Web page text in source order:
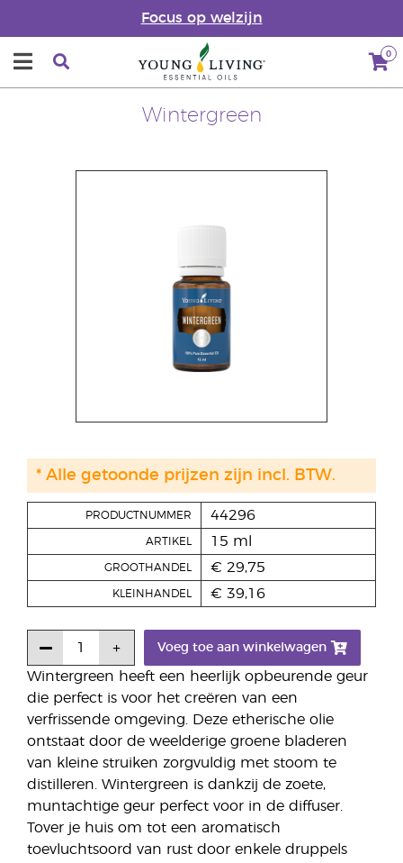
Focus op welzijn
0
Wintergreen
Wintergreen heeft een heerlijk opbeurende geur
die perfect is voor het creëren van een
verfrissende omgeving. Deze etherische olie
ontstaat door de weelderige groene bladeren
van kleine struiken zorgvuldig met stoom te
distilleren. Wintergreen is dankzij de zoete,
muntachtige geur perfect voor in de diffuser.
Tover je huis om tot een aromatisch
toevluchtsoord van rust door enkele druppels
PRODUCTNUMMER 44296
ARTIKEL 15 ml
GROOTHANDEL € 29,75
KLEINHANDEL € 39,16
Voeg toe aan winkelwagen
* Alle getoonde prijzen zijn incl. BTW.